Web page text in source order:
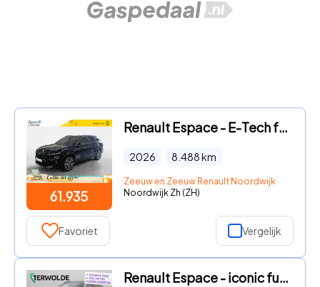
61.935
Renault Espace - E-Tech full hybrid 200 iconic 7p. | Beschikbaar per 16-09-20
2026 8.488km
Zeeuw en Zeeuw Renault Noordwijk
Noordwijk Zh (ZH)
Favoriet Vergelijk
Renault Espace - iconic full hybrid E-Tech 200 - 7 zitplaatsen | Zwart leder